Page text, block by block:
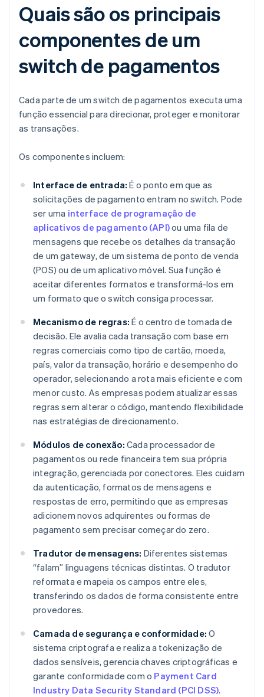
Quais são os principais
componentes de um
switch de pagamentos
Cada parte de um switch de pagamentos executa uma
função essencial para direcionar, proteger e monitorar
as transações.
Os componentes incluem:
Interface de entrada: É o ponto em que as
solicitações de pagamento entram no switch. Pode
ser uma interface de programação de
aplicativos de pagamento (API)ou uma fila de
mensagens que recebe os detalhes da transação
de um gateway, de um sistema de ponto de venda
(POS) ou de um aplicativo móvel. Sua função é
aceitar diferentes formatos e transformá-los em
um formato que o switch consiga processar.
Mecanismo de regras: É o centro de tomada de
decisão. Ele avalia cada transação com base em
regras comerciais como tipo de cartão, moeda,
país, valor da transação, horário e desempenho do
operador, selecionando a rota mais eficiente e com
menor custo. As empresas podem atualizar essas
regras sem alterar o código, mantendo flexibilidade
nas estratégias de direcionamento.
Módulos de conexão: Cada processador de
pagamentos ou rede financeira tem sua própria
integração, gerenciada por conectores. Eles cuidam
da autenticação, formatos de mensagens e
respostas de erro, permitindo que as empresas
adicionem novos adquirentes ou formas de
pagamento sem precisar começar do zero.
Tradutor de mensagens: Diferentes sistemas
“falam” linguagens técnicas distintas. O tradutor
reformata e mapeia os campos entre eles,
transferindo os dados de forma consistente entre
provedores.
Camada de segurança e conformidade: O
sistema criptografa e realiza a tokenização de
dados sensíveis, gerencia chaves criptográficas e
garante conformidade com o Payment Card
Industry Data Security Standard (PCI DSS).